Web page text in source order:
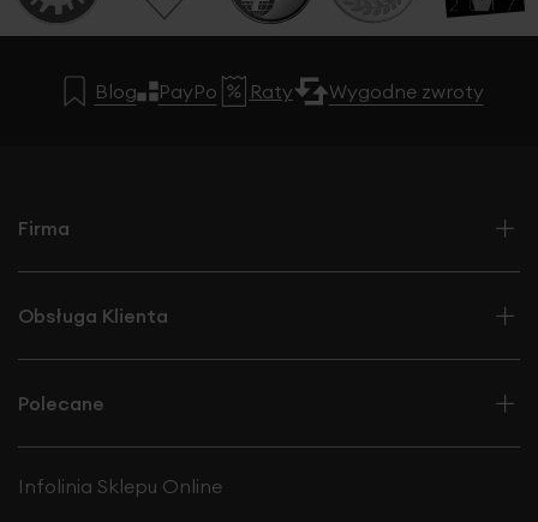
Blog PayPo Raty Wygodne zwroty
Firma
Obsługa Klienta
Polecane
Infolinia Sklepu Online